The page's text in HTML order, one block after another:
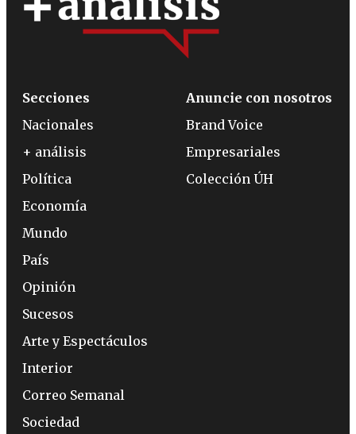
Secciones
Nacionales
+ análisis
Política
Economía
Mundo
País
Opinión
Sucesos
Arte y Espectáculos
Interior
Correo Semanal
Sociedad
Anuncie con nosotros
Brand Voice
Empresariales
Colección ÚH